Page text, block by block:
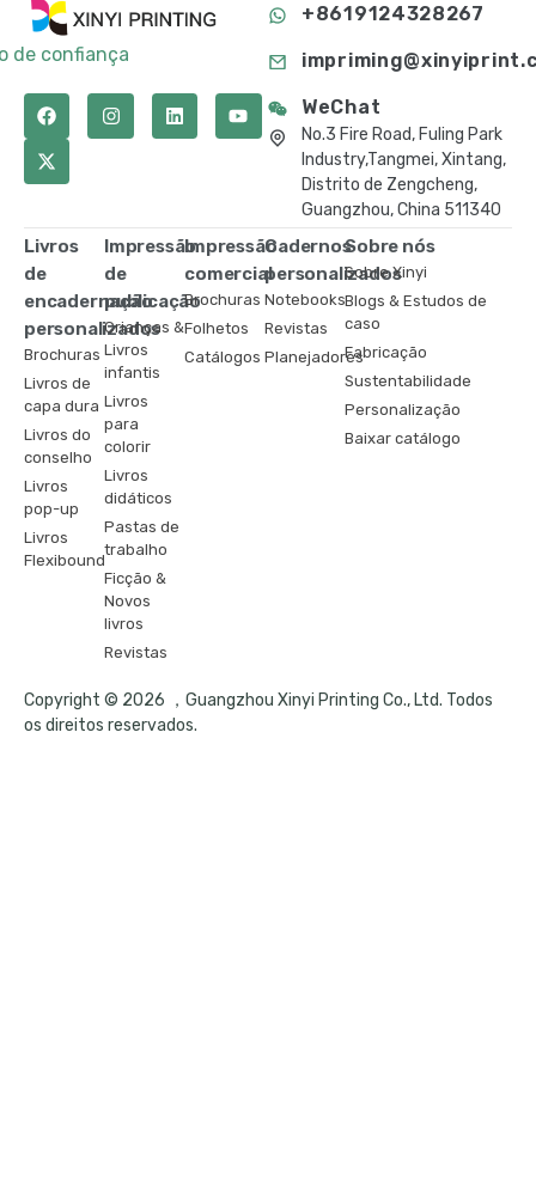
de confiança
+8619124328267
WeChat
No.3 Fire Road, Fuling Park
Industry,Tangmei, Xintang,
Distrito de Zengcheng,
Guangzhou, China 511340
Livros
de
encadernação
personalizados
Brochuras
Livros de
capa dura
Livros do
conselho
Livros
pop-up
Livros
Flexibound
Impressão
de
publicação
Crianças &
Livros
infantis
Livros
para
colorir
Livros
didáticos
Pastas de
trabalho
Ficção &
Novos
livros
Revistas
Impressão
comercial
Brochuras
Folhetos
Catálogos
Cadernos
personalizados
Notebooks
Revistas
Planejadores
Sobre nós
Sobre Xinyi
Blogs & Estudos de
caso
Fabricação
Sustentabilidade
Personalização
Baixar catálogo
Copyright © 2026 ，Guangzhou Xinyi Printing Co., Ltd. Todos
os direitos reservados.